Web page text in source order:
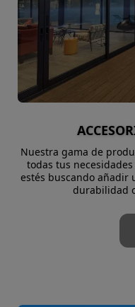
Nuestra gama de
todas tus
estés buscando añadir
durabilidad